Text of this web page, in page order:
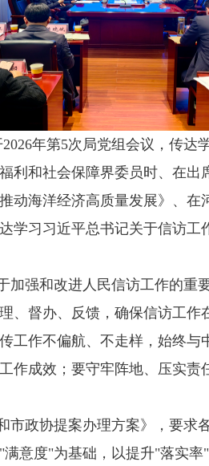
年第5次局党组会议，传
利和社会保障界委员时、在
动海洋经济高质量发展》、
学习习近平总书记关于信访
强和改进人民信访工作的重
、督办、反馈，确保信访工
工作不偏航、不走样，始终
作成效；要守牢阵地、压实
市政协提案办理方案》，要
意度"为基础，以提升"落实